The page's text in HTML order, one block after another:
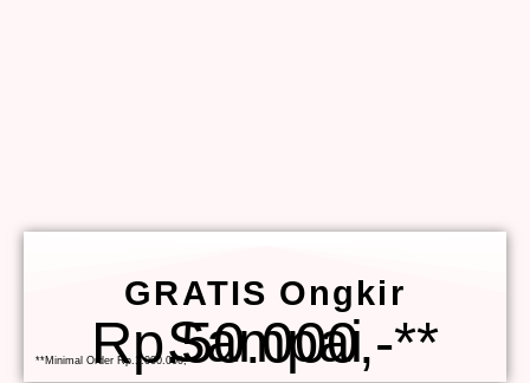
GRATIS Ongkir
Sampai Rp.50.000,-**
**Minimal Order Rp.1.000.000,-